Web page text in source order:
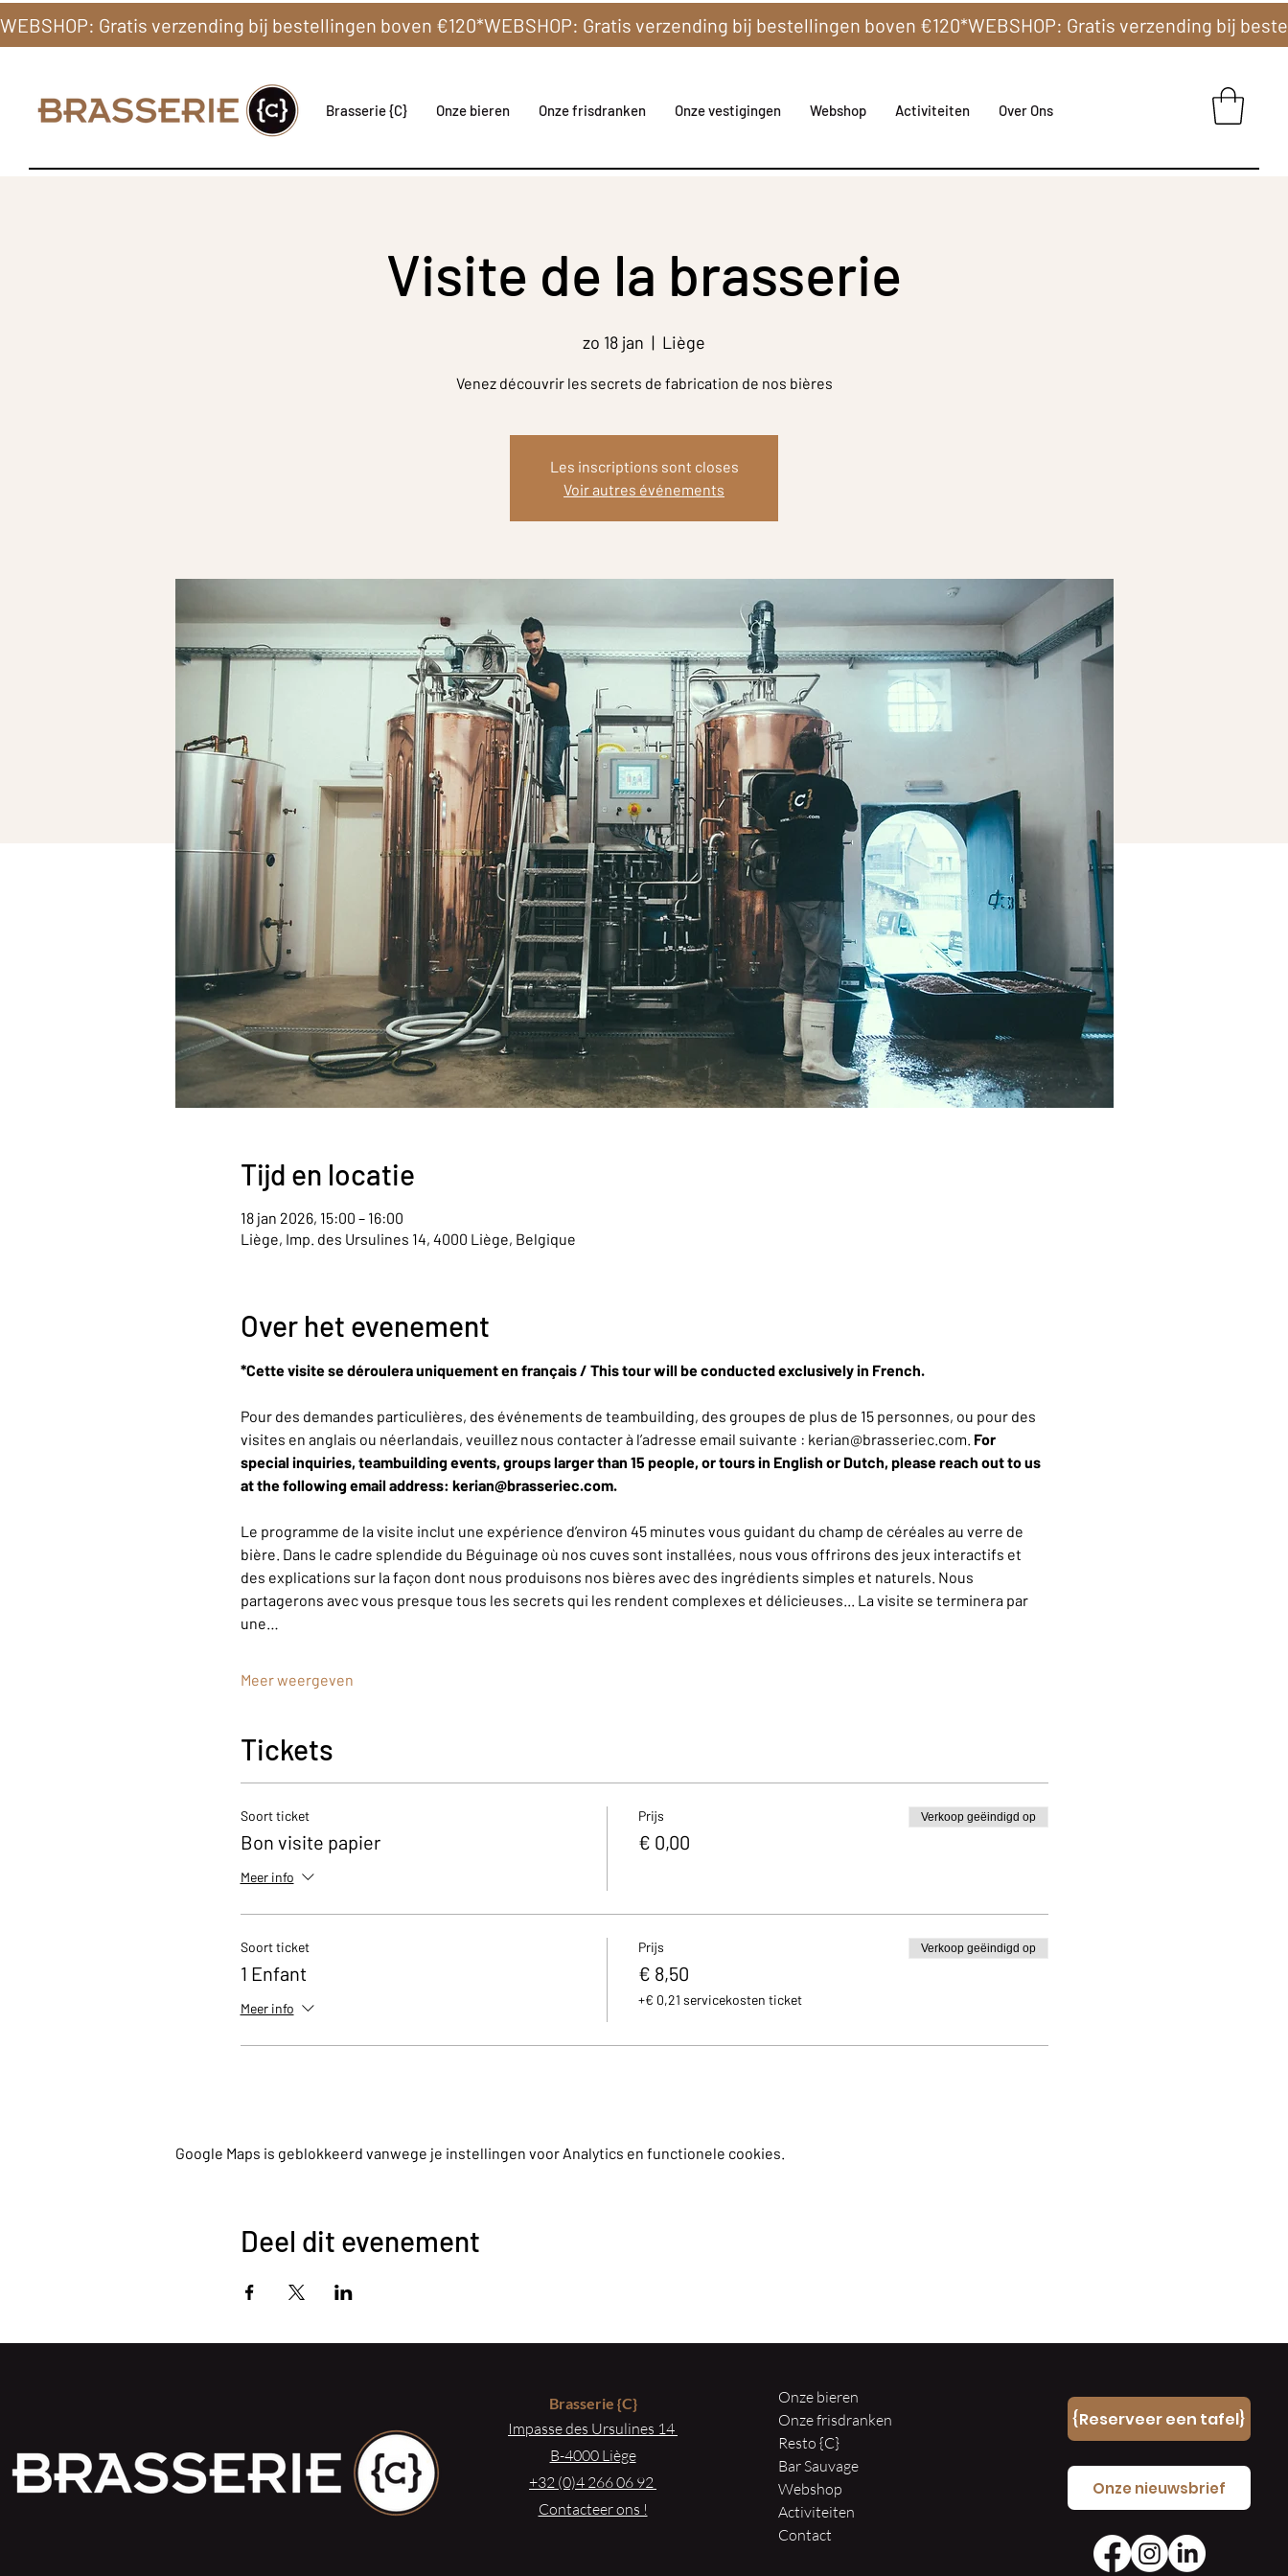
Brasserie {C} Onze bieren Onze frisdranken Onze vestigingen Webshop Activiteiten Over Ons
Visite de la brasserie
zo 18 jan
  |
Liège
Venez découvrir les secrets de fabrication de nos bières
Les inscriptions sont closes
Voir autres événements
Tijd en locatie
18 jan 2026, 15:00 – 16:00
Liège, Imp. des Ursulines 14, 4000 Liège, Belgique
Over het evenement
*Cette visite se déroulera uniquement en français / This tour will be conducted exclusively in French.
Pour des demandes particulières, des événements de teambuilding, des groupes de plus de 15 personnes, ou pour des
visites en anglais ou néerlandais, veuillez nous contacter à l’adresse email suivante : kerian@brasseriec.com. For
special inquiries, teambuilding events, groups larger than 15 people, or tours in English or Dutch, please reach out to us
at the following email address: kerian@brasseriec.com.
Le programme de la visite inclut une expérience d’environ 45 minutes vous guidant du champ de céréales au verre de
bière. Dans le cadre splendide du Béguinage où nos cuves sont installées, nous vous offrirons des jeux interactifs et
des explications sur la façon dont nous produisons nos bières avec des ingrédients simples et naturels. Nous
partagerons avec vous presque tous les secrets qui les rendent complexes et délicieuses... La visite se terminera par
une…
Meer weergeven
Tickets
Soort ticket
Bon visite papier
Meer info
Prijs
€ 0,00
Verkoop geëindigd op
Soort ticket
1 Enfant
Meer info
Prijs
€ 8,50
+€ 0,21 servicekosten ticket
Verkoop geëindigd op
Google Maps is geblokkeerd vanwege je instellingen voor Analytics en functionele cookies.
Deel dit evenement
Brasserie{C}
Impasse des Ursulines 14
B-4000 Liège
+32 (0)4 266 06 92
Contacteer ons !
Onze bieren
Onze frisdranken
Resto {C}
Bar Sauvage
Webshop
Activiteiten
Contact
{Reserveer een tafel}
Onze nieuwsbrief